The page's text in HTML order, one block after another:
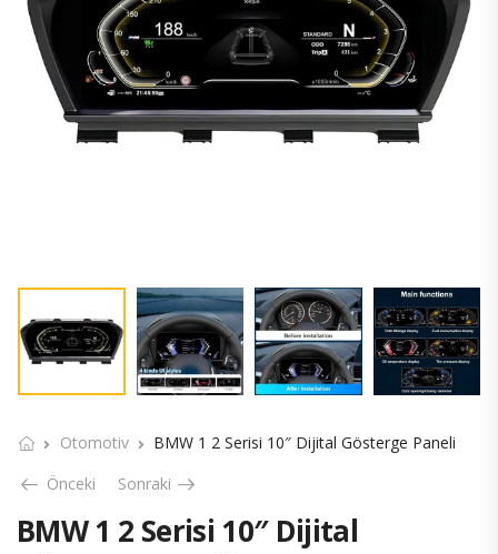
Otomotiv
BMW 1 2 Serisi 10″ Dijital Gösterge Paneli
Önceki
Sonraki
BMW 1 2 Serisi 10″ Dijital